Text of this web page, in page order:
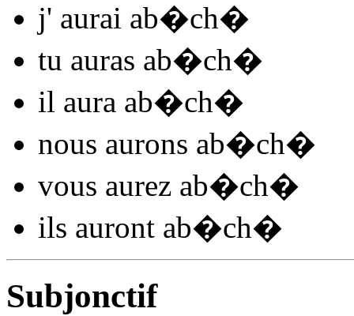
j' aurai ab�ch�
tu auras ab�ch�
il aura ab�ch�
nous aurons ab�ch�
vous aurez ab�ch�
ils auront ab�ch�
Subjonctif